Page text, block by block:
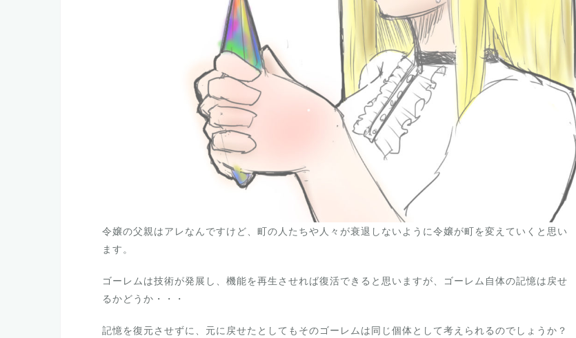
令嬢の父親はアレなんですけど、町の人たちや人々が衰退しないように令嬢が町を変えていくと思い
ます。
ゴーレムは技術が発展し、機能を再生させれば復活できると思いますが、ゴーレム自体の記憶は戻せ
るかどうか・・・
記憶を復元させずに、元に戻せたとしてもそのゴーレムは同じ個体として考えられるのでしょうか？